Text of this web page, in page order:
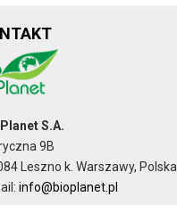
S.A.
9B
Leszno k. Warszawy, Polska
info@bioplanet.pl